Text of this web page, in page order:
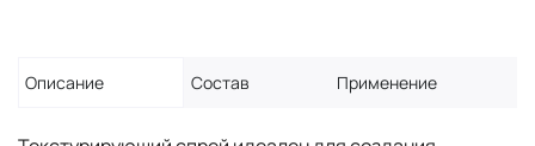
Описание Состав Применение